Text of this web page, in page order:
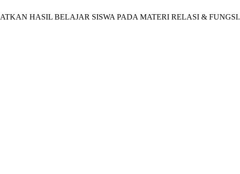
HASIL BELAJAR SISWA PADA MATERI RELASI & FUNGSI.